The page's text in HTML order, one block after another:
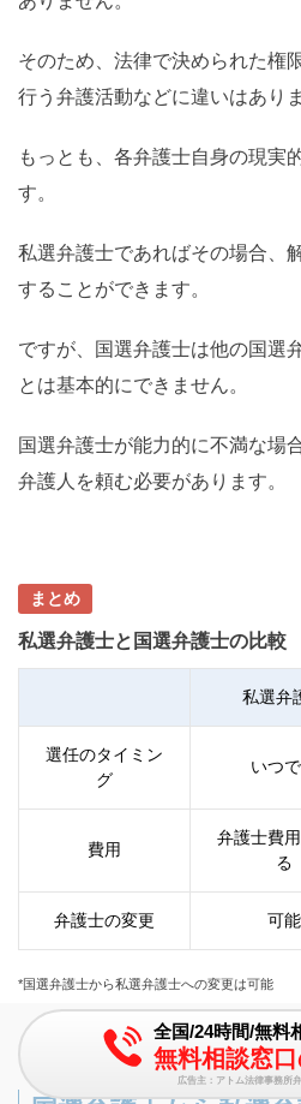
そのため、法律で決められた権
行う弁護活動などに違いはあり
もっとも、各弁護士自身の現実
す。
私選弁護士であればその場合、
することができます。
ですが、国選弁護士は他の国選
とは基本的にできません。
国選弁護士が能力的に不満な場
弁護人を頼む必要があります。
まとめ
私選弁護士と国選弁護士の比較
私選弁
選任のタイミン
グ
いつ
費用
弁護士費
る
弁護士の変更 可能
*国選弁護士から私選弁護士への変更は可能
全国/24時間/無料
無料相談窓
広告主：アトム法律事務所